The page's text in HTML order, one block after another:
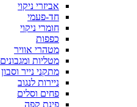
אביזרי ניקוי
חד-פעמי
חומרי ניקוי
כפפות
מטהרי אוויר
מטליות ומגבונים
מתקני נייר וסבון
ניירות לנגוב
פחים וסלים
פינת קפה